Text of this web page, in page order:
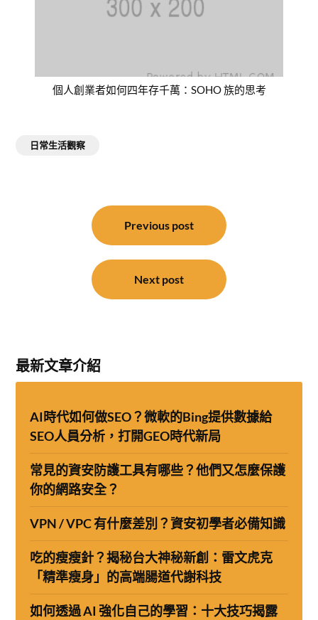
個人創業者如何四年存千萬：SOHO 族的思考
日常生活觀察
Previous post
Next post
最新文章介紹
AI時代如何做SEO？微軟的Bing提供數據給
SEO人員分析，打開GEO時代新局
常見的資安防護工具有哪些？他們又怎麼保護
你的網路安全？
VPN / VPC 有什麼差別？資安初學者必備知識
吃的瘦瘦針？揭秘台大神秘新創：雷文虎克
「精準瘦身」的高端腸道代謝科技
如何透過 AI 強化自己的學習：十大技巧揭露